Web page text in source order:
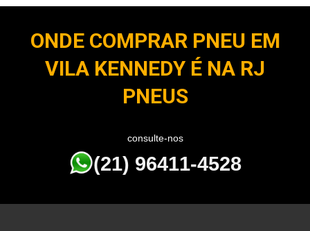
ONDE COMPRAR PNEU EM
VILA KENNEDY É NA RJ
PNEUS
consulte-nos
(21) 96411-4528